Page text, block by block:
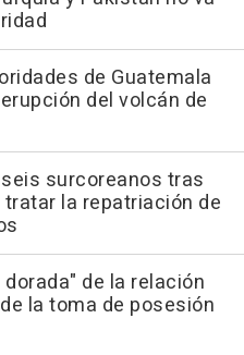
de Guatemala
del volcán de
surcoreanos tras
la repatriación de
de la relación
la toma de posesión